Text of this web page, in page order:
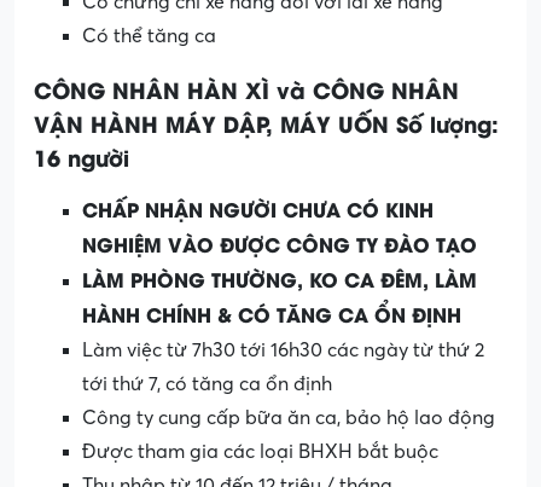
Có thể tăng ca
CÔNG NHÂN HÀN XÌ và CÔNG NHÂN
VẬN HÀNH MÁY DẬP, MÁY UỐN Số lượng:
16 người
CHẤP NHẬN NGƯỜI CHƯA CÓ KINH
NGHIỆM VÀO ĐƯỢC CÔNG TY ĐÀO TẠO
LÀM PHÒNG THƯỜNG, KO CA ĐÊM, LÀM
HÀNH CHÍNH & CÓ TĂNG CA ỔN ĐỊNH
Làm việc từ 7h30 tới 16h30 các ngày từ thứ 2
tới thứ 7, có tăng ca ổn định
Công ty cung cấp bữa ăn ca, bảo hộ lao động
Được tham gia các loại BHXH bắt buộc